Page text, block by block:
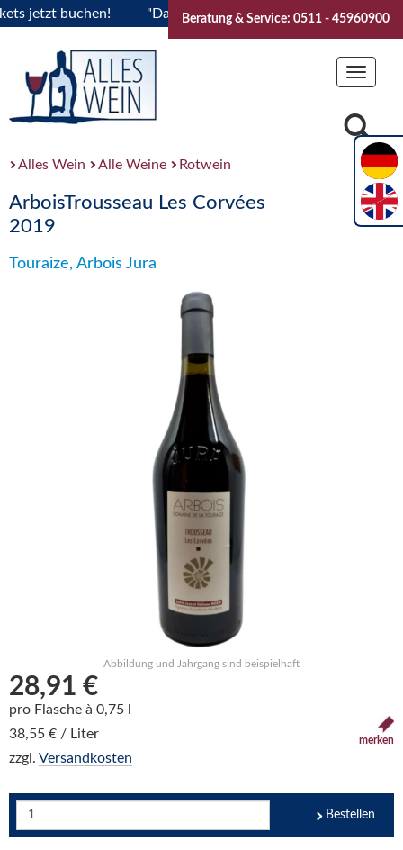
buchen! "Das Sommerfest 2026" Vive la
Beratung & Service: 0511 - 45960900
Toggle
Alles Wein Alle Weine Rotwein
ArboisTrousseau Les Corvées
2019
Touraize, Arbois Jura
Abbildung und Jahrgang sind beispielhaft
28,91 €
pro Flasche à 0,75 l
38,55 € / Liter
zzgl. Versandkosten
merken
Bestellen